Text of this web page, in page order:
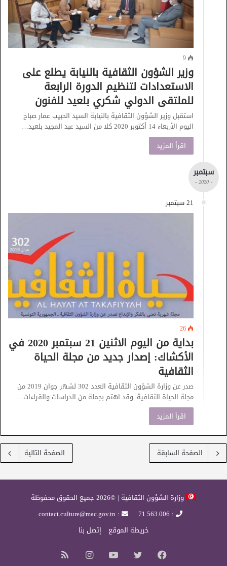
9
وزير الشؤون الثقافية بالنيابة يطلع على
الاستعدادات لتنظيم الدورة الرابعة
للملتقى الدولي شكري بلعيد للفنون
استقبل وزير الشؤون الثقافية بالنيابة السيد الحبيب عمار صباح
اليوم الأربعاء 14 أكتوبر 2020 كلا من السيد عبد المجيد بلعيد…
اقرأ المزيد
سبتمبر
- 2020 -
21 سبتمبر
26
بداية من اليوم الاثنين 21 سبتمبر 2020 في
الأكشاك: إصدار جديد من مجلة الحياة
الثقافية
صدر عن وزارة الشؤون الثقافية العدد 302 لشهر جوان 2019 من
مجلة الحياة الثقافية. وقد اهتم بجملة من الدراسات والقراءات…
اقرأ المزيد
الصفحة السابقة الصفحة التالية
وزارة الشؤون الثقافية | ©2026 جميع الحقوق محفوظة
: 71.563.006
: contact.culture@mac.gov.tn
خريطة الموقع
إتصل بنا
فيسبوك تويتر يوتيوب انستقرام